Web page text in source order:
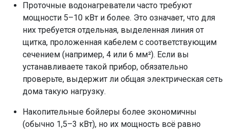
Проточные водонагреватели часто требуют
мощности 5–10 кВт и более. Это означает, что для
них требуется отдельная, выделенная линия от
щитка, проложенная кабелем с соответствующим
сечением (например, 4 или 6 мм²). Если вы
устанавливаете такой прибор, обязательно
проверьте, выдержит ли общая электрическая сеть
дома такую нагрузку.
Накопительные бойлеры более экономичны
(обычно 1,5–3 кВт), но их мощность всё равно